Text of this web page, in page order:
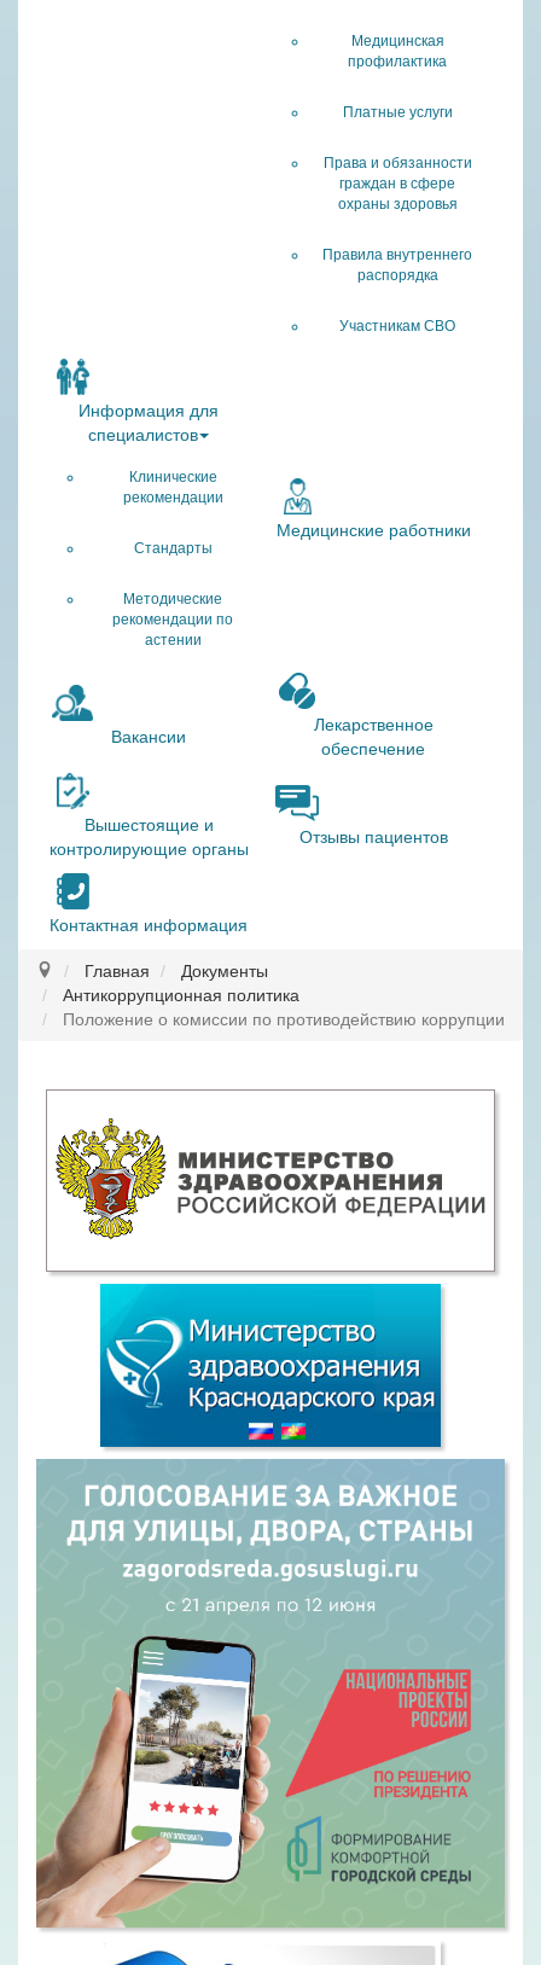
Медицинская
профилактика
Платные услуги
Права и обязанности
граждан в сфере
охраны здоровья
Правила внутреннего
распорядка
Участникам СВО
Информация для
специалистов
Клинические
рекомендации
Стандарты
Методические
рекомендации по
астении
Медицинские работники
Вакансии
Лекарственное
обеспечение
Вышестоящие и
контролирующие органы
Отзывы пациентов
Контактная информация
Главная
Документы
Антикоррупционная политика
Положение о комиссии по противодействию коррупции